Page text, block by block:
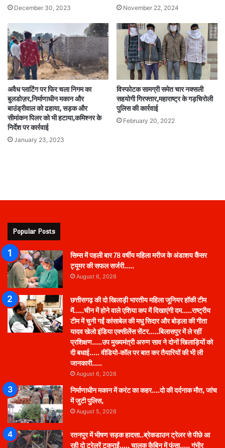
December 30, 2023
November 22, 2024
अवैध प्लाटिंग पर फिर चला निगम का
बुलडोज़र,निर्माणाधीन मकान और
बाउंड्रीवाल को ढहाया, सड़क और
सीमांकन पिलर को भी हटाया,कमिश्नर के
निर्देश पर कार्रवाई
January 23, 2023
विस्फोटक सामग्री समेत चार नक्सली
सहयोगी गिरफ्तार,महाराष्ट्र के गड़चिरोली
पुलिस की कार्रवाई
February 20, 2022
Popular Posts
सिम्स में पहली बार 78 वर्षीय महिला मरीज के अंडाशय कैंसर
ट्यूमर की सफल सर्जरी…..
August 6, 2026
छत्तीसगढ़ की दो खिलाड़ी भारतीय महिला जूनियर हॉकी टीम
में…..चीन में होने वाले एशिया कप में दिखाएंगी दम…..राष्ट्रीय
टीम में चुनी गईं कांसाबेल की मधु सिदार और बोड़ला की गीता
यादव खेलो इंडिया एक्सीलेंस सेंटर…..बिलासपुर में ले रहीं
प्रशिक्षण…..उप मुख्यमंत्री अरुण साव ने दोनों खिलाड़ियों को
दी बधाई….. वीडियो-कॉल पर बात कर तैयारियों की भी ली
जानकारी…..
August 6, 2026
निर्माणाधीन मकान में करंट का कहर….दो की दर्दनाक मौत, जांच
में जुटी पुलिस,
August 5, 2026
रतनपुर में भीषण सड़क हादसा..ब्रेकडाउन ट्रेलर से पीछे आ
रही दो ट्रेलरें टकराईं….. चालक कैबिन में फंसा….. गंभीर